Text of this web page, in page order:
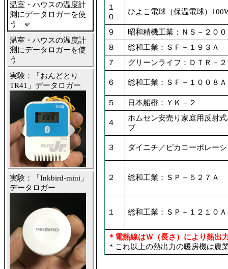
温室・ハウスの温度計
測にデータロガーを使
う
温室・ハウスの温度計
測にデータロガーを使
う
実験：「おんどとり
TR41」データロガー
実験：「Inkbird-mini」
データロガー
１
０
ひよこ電球（保温電球）
９
昭和精機工業：ＮＳ－２００
８
総和工業：ＳＦ－１９３Ａ
７
グリーンライフ：ＤＴＲ－
６ 総和工業：ＳＦ－１００８Ａ
５ 日本船橙：ＹＫ－２
４
ホムセン安売り家庭用反射
ブ
３ ダイニチ／ピカコーポレー
２ 総和工業：ＳＰ－５２７Ａ
１ 総和工業：ＳＰ－１２１０Ａ
＊電熱線はＷ（長さ）により熱出
＊これ以上の熱出力の暖房機は農